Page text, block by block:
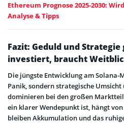
Ethereum Prognose 2025-2030:
Analyse & Tipps
Fazit: Geduld und
investiert, braucht
Die jüngste Entwicklung am
Panik, sondern strategische
dominieren bei den großen
ein klarer Wendepunkt ist, hängt
bleiben Akkumulation und das